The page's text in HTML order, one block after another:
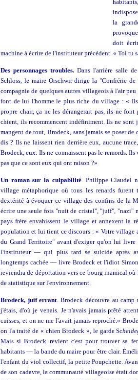
la
doit
machine à écrire de l'instituteur précédent. « Toi
Des personnages troubles. Dans l'arrière salle
Schloss, le maire Orschwir dirige la "Confrérie
compagnie de quelques autres villageois à l'air
font de lui l'homme le plus riche du village : « Ils
propre chair, ça ne les dérangerait pas, ils ne
chient, ils recommencent indéfiniment. Ils ne sont
mangent de tout, Brodeck, sans jamais se poser
dis ? Ils ne laissent rien derrière eux, aucune
Brodeck, eux. Ils ne connaissent pas le remords.
pas que ce sont eux qui ont raison ?»
Un roman sur la culpabilité. Philippe Claudel
village métaphorique où tous les renards
dextérité à évoquer ce village des confins de la
écrire une seule fois "nuit de cristal", "juif", "nazi"
pays frère envahissent le village et annexent la
population et lui tient ce discours : « Votre village
du Grand Territoire" avant d'exiger qu'on lui livre
l'instituteur — qui plus tard se suicide après
longtemps cachée — livre Brodeck et l'idiot
reviendra de déportation vers ce bourg inamical
de statistique sur l'environnement.
Brodeck, juif errant. Brodeck découvre au
j'étais, d'où je venais. Je n'avais jamais prêté
cuisses, et on ne me l'avait jamais reproché.»
on l'a traité de « chien Brodeck », le garde Sc
Mais si Brodeck revient c'est pour trouver sa
habitants — la bande du maire pour être clair.
l'enfant du viol collectif, la petite Poupchette.
de son cadavre, la communauté villageoise était